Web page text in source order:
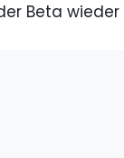
Beta